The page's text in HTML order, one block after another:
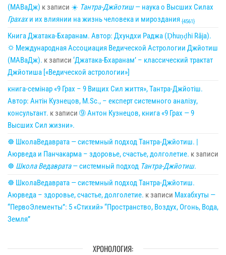
(МАВаДж) к записи ☀ Тантра-Джйотиш— наука о Высших Силах
Грахахи их влиянии на жизнь человека и мироздания {4561}
Книга Джатака-Бхаранам. Автор: Дхундхи Раджа (Ḍhuṇḍhi Rāja).
🌣 Международная Ассоциация Ведической Астрологии Джйотиш
(МАВаДж). к записи ‘Джатака-Бхаранам’ – классический трактат
Джйотиша [«Ведической астрологии»]
книга-семінар «9 Грах – 9 Вищих Сил життя», Тантра-Джйотіш.
Автор: Антін Кузнецов, M.Sc., – експерт системного аналізу,
консультант. к записи ➈ Антон Кузнецов, книга «9 Грах — 9
Высших Сил жизни».
☸ ШколаВедаврата — системный подход Тантра-Джйотиш. |
Аюрведа и Панчакарма – здоровье, счастье, долголетие. к записи
☸ Школа Ведаврата— системный подход Тантра-Джйотиш.
☸ ШколаВедаврата — системный подход Тантра-Джйотиш.
Аюрведа – здоровье, счастье, долголетие. к записи Махабхуты —
“ПервоЭлементы”: 5 «Стихий» “Пространство, Воздух, Огонь, Вода,
Земля”
ХРОНОЛОГИЯ: